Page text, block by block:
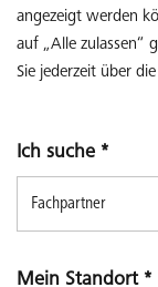
angezeigt werden
auf „Alle zulassen“
Sie jederzeit über
Ich suche *
Mein Standort *